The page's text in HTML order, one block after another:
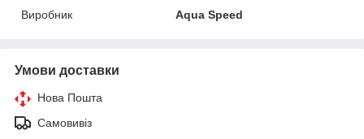
Виробник
Aqua Speed
Умови доставки
Нова Пошта
Самовивіз